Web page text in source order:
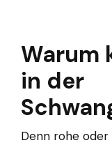
Warum
in der
Denn rohe